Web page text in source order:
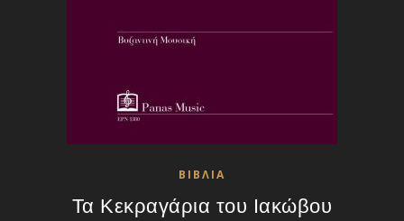
ΒΙΒΛΙΑ
Τα Κεκραγάρια του Ιακώβου